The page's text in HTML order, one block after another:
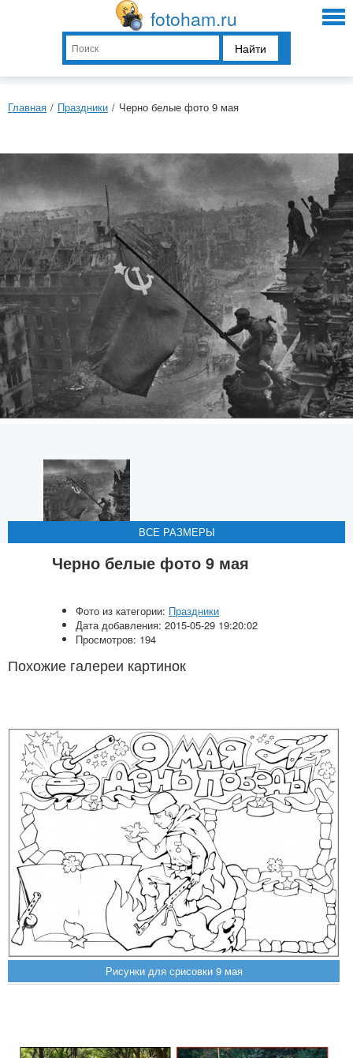
fotoham.ru
Найти
Главная / Праздники / Черно белые фото 9 мая
ВСЕ РАЗМЕРЫ
ВСЕ РАЗМЕРЫ
ВСЕ РАЗМЕРЫ
ВСЕ РАЗМЕРЫ
Черно белые фото 9 мая
Фото из категории: Праздники
Дата добавления: 2015-05-29 19:20:02
Просмотров: 194
Похожие галереи картинок
Рисунки для срисовки 9 мая